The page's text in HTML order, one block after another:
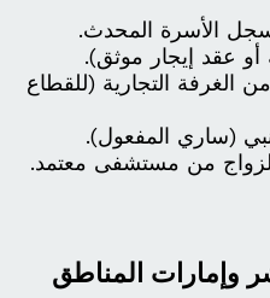
الأسرة المحدث.
عقد إيجار موثق).
الغرفة التجارية (للقطاع
(ساري المفعول).
من مستشفى معتمد.
وإمارات المناطق